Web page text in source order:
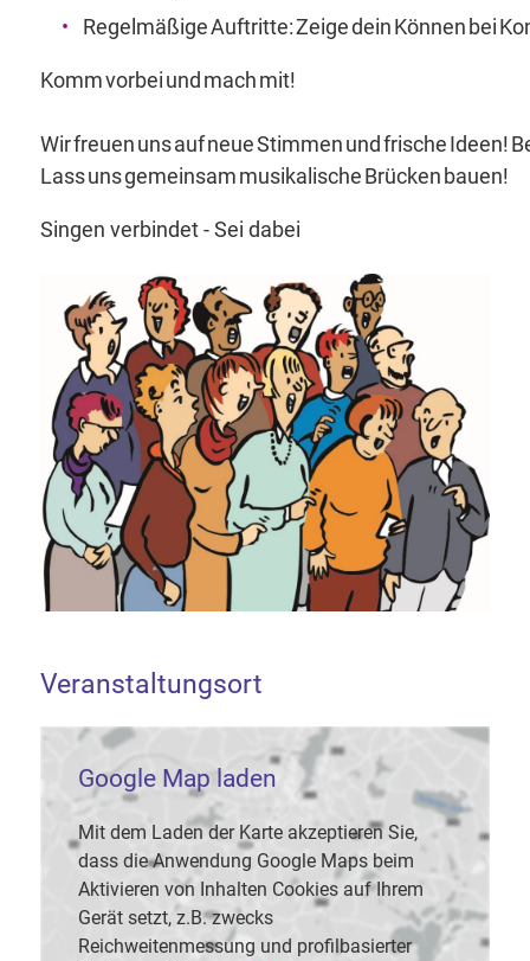
Regelmäßige Auftritte: Zeige dein Können bei
Komm vorbei und mach mit!
Wir freuen uns auf neue Stimmen und frische Ideen!
Lass uns gemeinsam musikalische Brücken bauen!
Singen verbindet - Sei dabei
Veranstaltungsort
Google Map laden
Mit dem Laden der Karte akzeptieren Sie,
dass die Anwendung Google Maps beim
Aktivieren von Inhalten Cookies auf Ihrem
Gerät setzt, z.B. zwecks
Reichweitenmessung und profilbasierter